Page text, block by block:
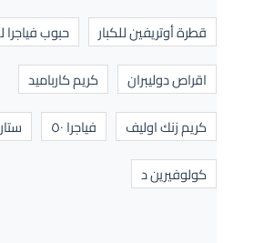
قطرة أوتريفين للكبار
حبوب فياجرا
اقراص دوليبران
كريم كارباميد
كريم زنك اوليف
فياجرا ٥٠
كولوفيرين د